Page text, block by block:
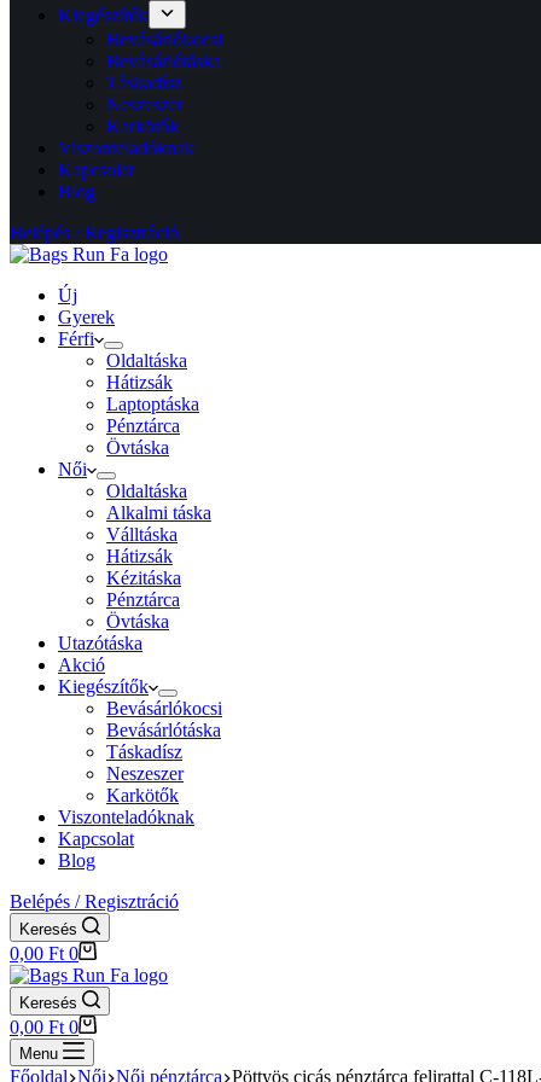
Kiegészítők
Bevásárlókocsi
Bevásárlótáska
Táskadísz
Neszeszer
Karkötők
Viszonteladóknak
Kapcsolat
Blog
Belépés / Regisztráció
Új
Gyerek
Férfi
Oldaltáska
Hátizsák
Laptoptáska
Pénztárca
Övtáska
Női
Oldaltáska
Alkalmi táska
Válltáska
Hátizsák
Kézitáska
Pénztárca
Övtáska
Utazótáska
Akció
Kiegészítők
Bevásárlókocsi
Bevásárlótáska
Táskadísz
Neszeszer
Karkötők
Viszonteladóknak
Kapcsolat
Blog
Belépés / Regisztráció
Keresés
Shopping
cart
0,00 Ft 0
Keresés
Shopping
cart
0,00 Ft 0
Menu
Főoldal Női Női pénztárca Pöttyös cicás pénztárca felirattal C-